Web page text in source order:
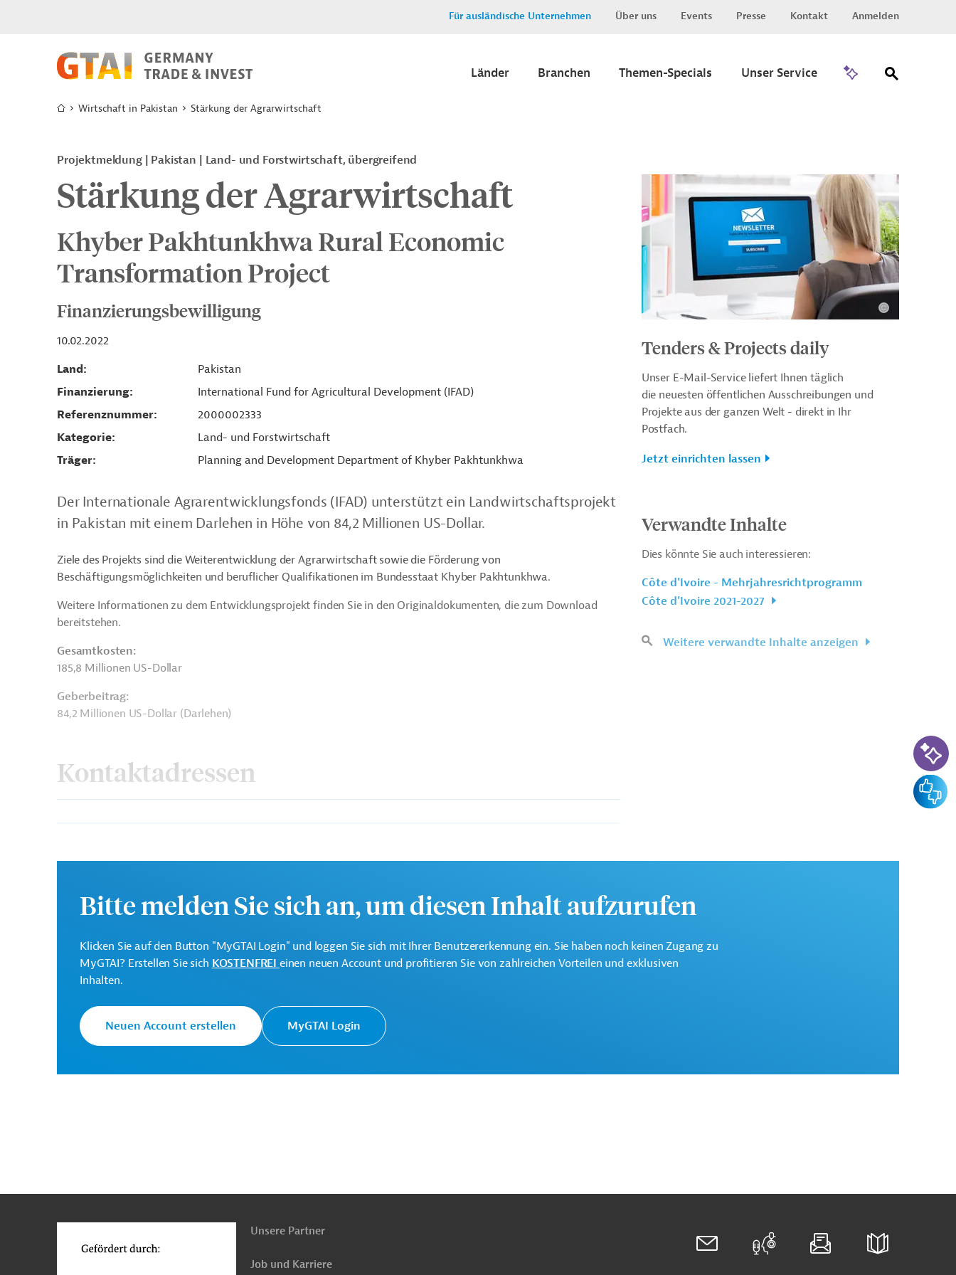
Für ausländische Unternehmen Über uns Events Presse Kontakt Anmelden
Länder Branchen Themen-Specials Unser Service
Wirtschaft in Pakistan Stärkung der Agrarwirtschaft
Projektmeldung Pakistan Land- und Forstwirtschaft, übergreifend
Stärkung der Agrarwirtschaft
Khyber Pakhtunkhwa Rural Economic
Transformation Project
Finanzierungsbewilligung
10.02.2022
Land
Pakistan
Finanzierung
International Fund for Agricultural Development (IFAD)
Referenznummer
2000002333
Kategorie
Land- und Forstwirtschaft
Träger
Planning and Development Department of Khyber Pakhtunkhwa
Der Internationale Agrarentwicklungsfonds (IFAD) unterstützt ein Landwirtschaftsprojekt
in Pakistan mit einem Darlehen in Höhe von 84,2 Millionen US-Dollar.
Ziele des Projekts sind die Weiterentwicklung der Agrarwirtschaft sowie die Förderung von
Beschäftigungsmöglichkeiten und beruflicher Qualifikationen im Bundesstaat Khyber Pakhtunkhwa.
Weitere Informationen zu dem Entwicklungsprojekt finden Sie in den Originaldokumenten, die zum Download
bereitstehen.
Gesamtkosten:
185,8 Millionen US-Dollar
Geberbeitrag:
84,2 Millionen US-Dollar (Darlehen)
Kontaktadressen
Agrarentwicklungsfonds
Planning and
Department of Khyber
Pakhtunkhwa
Projektträger
Originaldokumente:
Land- und Forstwirtschaft, übergreifend
Tenders & Projects daily
Unser E-Mail-Service liefert Ihnen täglich
die neuesten öffentlichen Ausschreibungen und
Projekte aus der ganzen Welt - direkt in Ihr
Postfach.
Jetzt einrichten lassen
Verwandte Inhalte
Dies könnte Sie auch interessieren:
Côte d'Ivoire - Mehrjahresrichtprogramm
Côte d'Ivoire 2021-2027
Weitere verwandte Inhalte anzeigen
Bitte melden Sie sich an, um diesen Inhalt aufzurufen
Klicken Sie auf den Button "MyGTAI Login" und loggen Sie sich mit Ihrer Benutzererkennung ein. Sie haben noch keinen Zugang zu
MyGTAI? Erstellen Sie sich KOSTENFREI einen neuen Account und profitieren Sie von zahlreichen Vorteilen und exklusiven
Inhalten.
Neuen Account erstellen MyGTAI Login
oben
Unsere Partner
Job und Karriere
KI-